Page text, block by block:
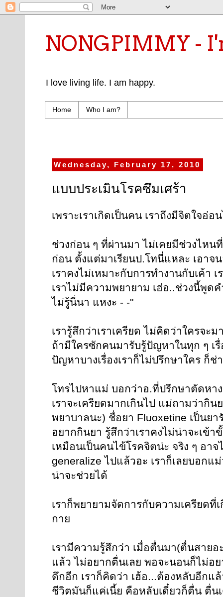
NONGPIMMY -
I love living life. I am happy.
Home Who I am?
Wednesday, February 17, 2010
แบบประเมินโรคซึมเศร้า
เพราะเราเกิดเป็นคน เราถึงมีจิตใจอ่อ
ช่วงก่อน ๆ ที่ผ่านมา ไม่เคยมีช่วงไหน
ก่อน ตั้งแต่มาเรียนป.โทนี่แหละ เอาจ
เราคงไม่เหมาะกับการทำงานกับเค้า เ
เราไม่มีความพยายาม เฮ่อ..ช่วงนี้พูด
ไม่รู้นี่นา แหงะ - -"
เรารู้สึกว่าเราเครียด ไม่คิดว่าใครจะม
ถ้ามีใครซักคนมารับรู้ปัญหาในทุก ๆ เรื่
ปัญหาบางเรื่องเราก็ไม่ปรึกษาใคร ก็ช่
โทรไปหาแม่ บอกว่าอ.ที่ปรึกษาตัดหา
เราจะเครียดมากเกินไป แม่ถามว่ากิ
พยาบาลนะ) ชื่อยา Fluoxetine เป็นยา
อยากกินยา รู้สึกว่าเราคงไม่น่าจะเข้
เหมือนเป็นคนไข้โรคจิตน่ะ จริง ๆ อา
generalize ไปแล้วอะ เราก็เลยบอกแ
น่าจะช่วยได้
เราก็พยายามจัดการกับความเครียดที่
กาย
เรามีความรู้สึกว่า เมื่อตื่นมา(ตื่นสาย
แล้ว ไม่อยากตื่นเลย พอจะนอนก็ไม่อ
ดึกอีก เราก็คิดว่า เฮ้อ...ต้องหลับอีกแ
ชีวิตมันก็แค่เนี้ย คือหลับเดี๋ยวก็ตื่น ตื่น